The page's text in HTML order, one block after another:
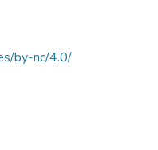
by-nc/4.0/